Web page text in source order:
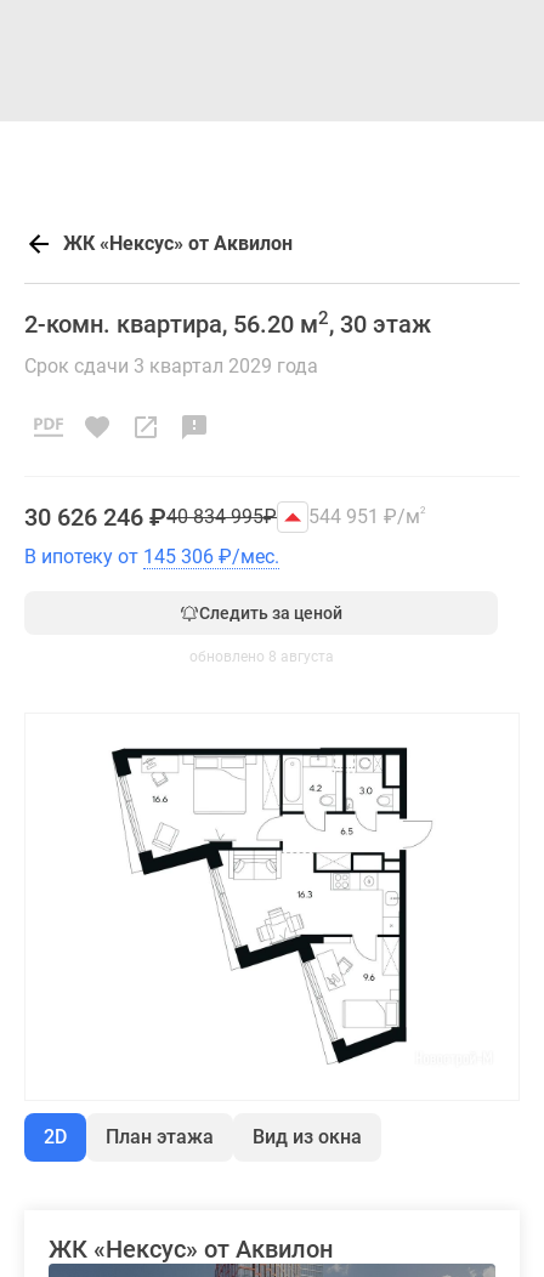
ЖК «Нексус» от Аквилон
2-комн. квартира, 56.20 м2, 30 этаж
Срок сдачи 3 квартал 2029 года
30 626 246 ₽40 834 995₽ 544 951 ₽/м2
В ипотеку от 145 306 ₽/мес.
Следить за ценой
обновлено 8 августа
2D План этажа Вид из окна
ЖК «Нексус» от Аквилон